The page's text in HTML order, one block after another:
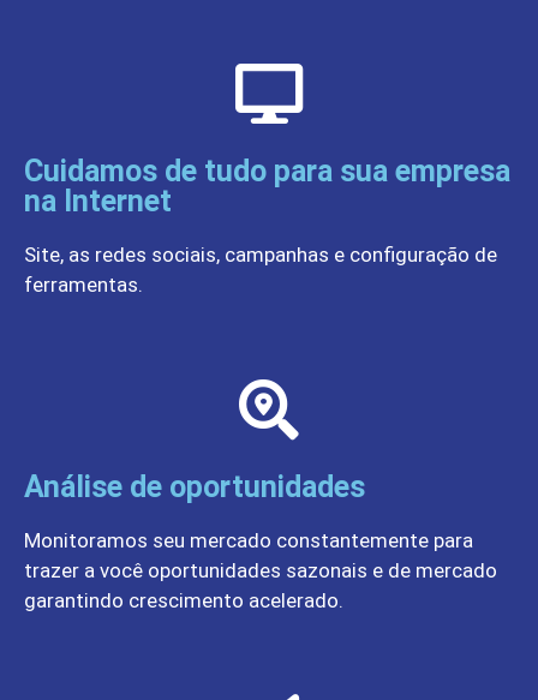
Cuidamos de tudo para sua empresa
na Internet
Site, as redes sociais, campanhas e configuração de
ferramentas.
Análise de oportunidades
Monitoramos seu mercado constantemente para
trazer a você oportunidades sazonais e de mercado
garantindo crescimento acelerado.